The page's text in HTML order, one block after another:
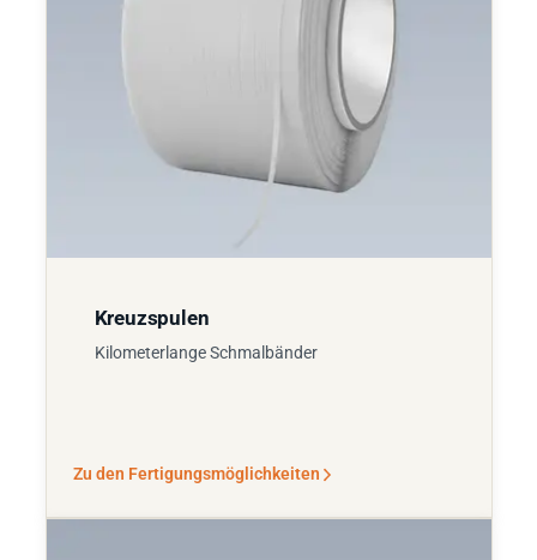
Kreuzspulen
Kilometerlange Schmalbänder
Zu den Fertigungsmöglichkeiten